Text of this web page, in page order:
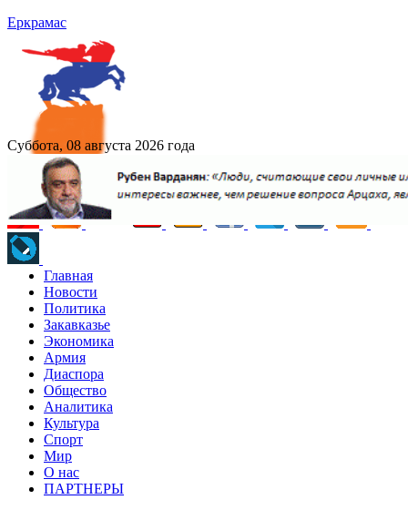
Еркрамас
Суббота, 08 августа 2026 года
Главная
Новости
Политика
Закавказье
Экономика
Армия
Диаспора
Общество
Аналитика
Культура
Спорт
Мир
О нас
ПАРТНЕРЫ